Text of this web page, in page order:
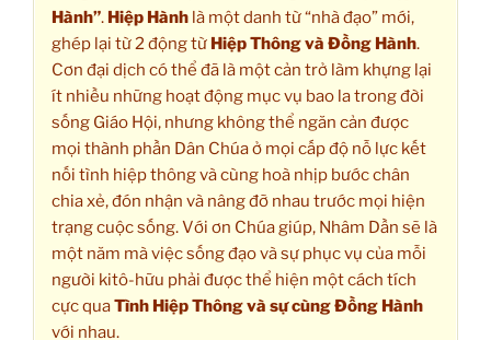
Hành”. Hiệp Hành là một danh từ “nhà đạo” mới,
ghép lại từ 2 động từ Hiệp Thông và Đồng Hành.
Cơn đại dịch có thể đã là một cản trở làm khựng lại
ít nhiều những hoạt động mục vụ bao la trong đời
sống Giáo Hội, nhưng không thể ngăn cản được
mọi thành phần Dân Chúa ở mọi cấp độ nỗ lực kết
nối tình hiệp thông và cùng hoà nhịp bước chân
chia xẻ, đón nhận và nâng đỡ nhau trước mọi hiện
trạng cuộc sống. Với ơn Chúa giúp, Nhâm Dần sẽ là
một năm mà việc sống đạo và sự phục vụ của mỗi
người kitô-hữu phải được thể hiện một cách tích
cực quaTình Hiệp Thông và sự cùng Đồng Hành
với nhau.